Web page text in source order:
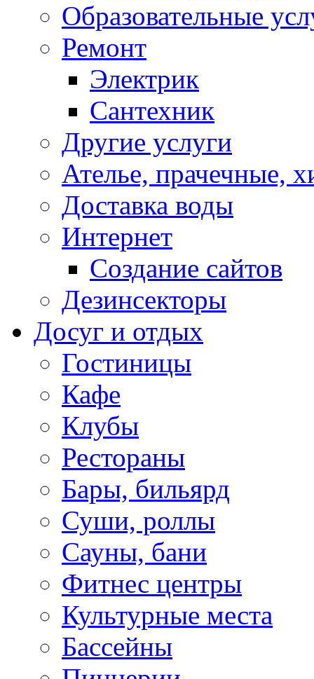
Образовательные
Ремонт
Электрик
Сантехник
Другие услуги
Ателье, прачечные,
Доставка воды
Интернет
Создание сайтов
Дезинсекторы
Досуг и отдых
Гостиницы
Кафе
Клубы
Рестораны
Бары, бильярд
Суши, роллы
Сауны, бани
Фитнес центры
Культурные места
Бассейны